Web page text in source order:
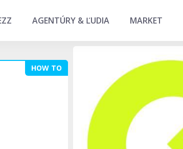
AGENTÚRY & ĽUDIA MARKET
HOW TO